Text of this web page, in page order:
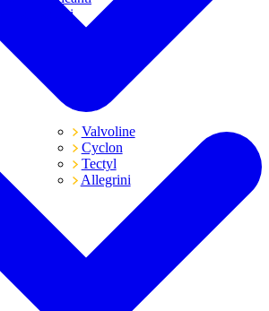
Trasmissioni
Valvoline
Cyclon
Tectyl
Allegrini